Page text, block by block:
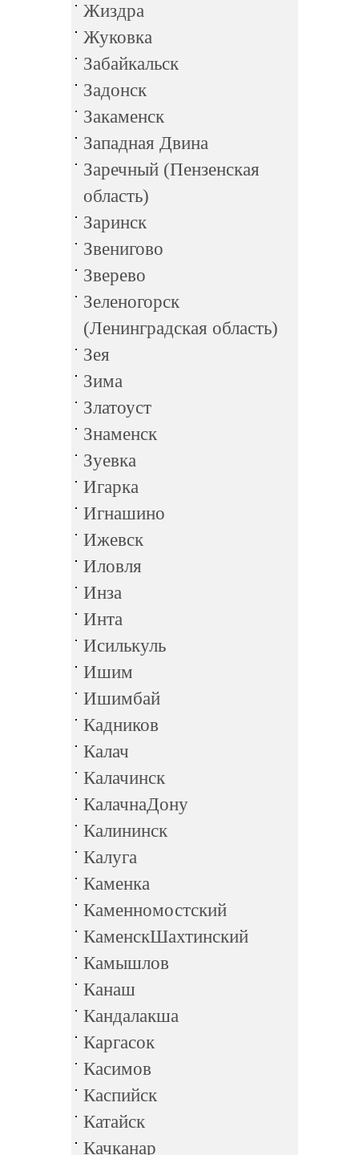
Жиздра
Жуковка
Забайкальск
Задонск
Закаменск
Западная Двина
Заречный (Пензенская
область)
Заринск
Звенигово
Зверево
Зеленогорск
(Ленинградская область)
Зея
Зима
Златоуст
Знаменск
Зуевка
Игарка
Игнашино
Ижевск
Иловля
Инза
Инта
Исилькуль
Ишим
Ишимбай
Кадников
Калач
Калачинск
КалачнаДону
Калининск
Калуга
Каменка
Каменномостский
КаменскШахтинский
Камышлов
Канаш
Кандалакша
Каргасок
Касимов
Каспийск
Катайск
Качканар